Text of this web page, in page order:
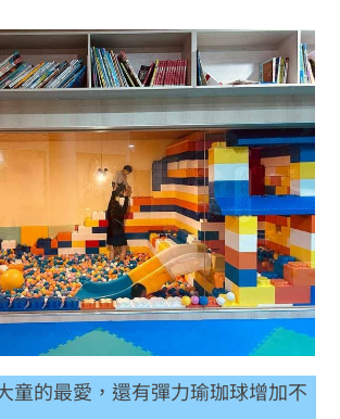
童的最愛，還有彈力瑜珈球增加不